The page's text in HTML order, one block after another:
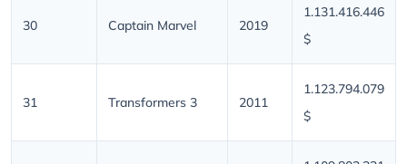
30 Captain Marvel 2019
1.131.416.446
$
31 Transformers 3 2011
1.123.794.079
$